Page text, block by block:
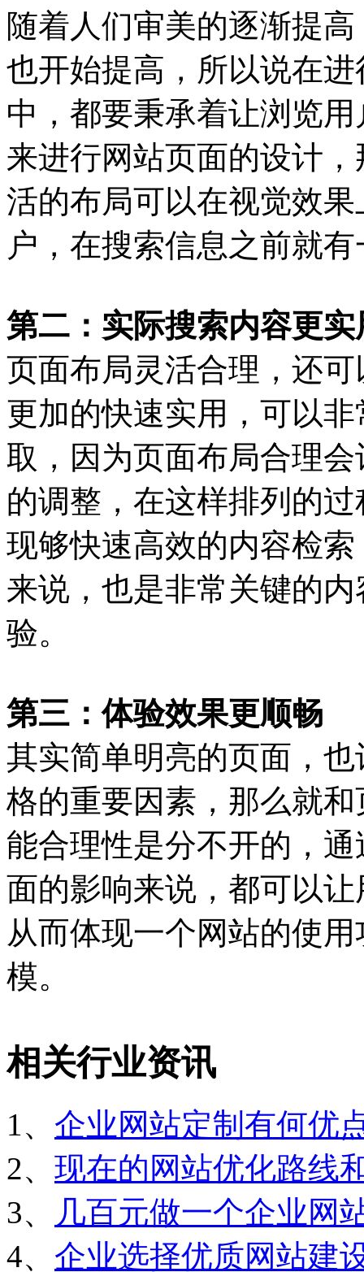
随着人们审美的逐渐提
也开始提高，所以说在
中，都要秉承着让浏览
来进行网站页面的设计
活的布局可以在视觉效
户，在搜索信息之前就
第二：实际搜索内容更实
页面布局灵活合理，还
更加的快速实用，可以
取，因为页面布局合理
的调整，在这样排列的
现够快速高效的内容检
来说，也是非常关键的
验。
第三：体验效果更顺畅
其实简单明亮的页面，
格的重要因素，那么就
能合理性是分不开的，
面的影响来说，都可以
从而体现一个网站的使
模。
相关行业资讯
1、 企业网站定制有何优
2、 现在的网站优化路线
3、
几百元做一个企业网
4、 企业选择优质网站建